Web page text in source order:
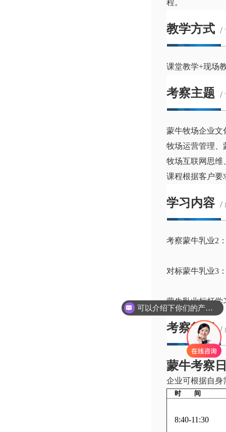
程。
教学方式 /
课堂教学+现场
考察主题 /
蒙牛牧场企业文
牧场运营管理、
牧场互联网思维
课程根据客户要
学习内容 /
考察蒙牛乳业2
对标蒙牛乳业3
蒙牛乳业标杆学
考察行程 /
蒙牛考察
企业可根据自身
时 间
8:40-11:30
可以介绍下你们的产品么